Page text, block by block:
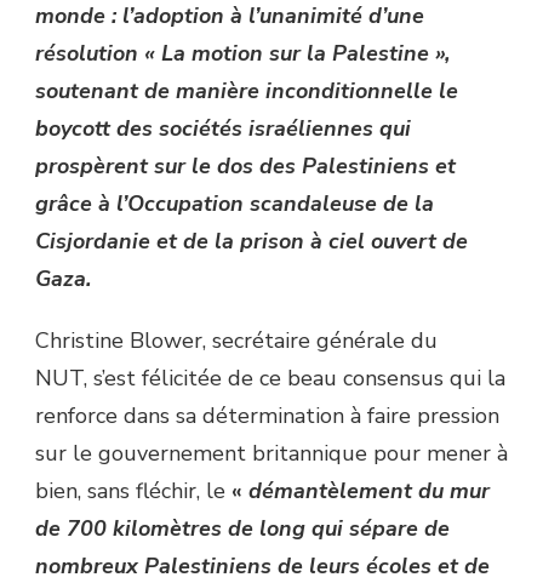
monde : l’adoption à l’unanimité d’une
résolution « La motion sur la Palestine »,
soutenant de manière inconditionnelle le
boycott des sociétés israéliennes qui
prospèrent sur le dos des Palestiniens et
grâce à l’Occupation scandaleuse de la
Cisjordanie et de la prison à ciel ouvert de
Gaza.
Christine Blower, secrétaire générale du
NUT, s’est félicitée de ce beau consensus qui la
renforce dans sa détermination à faire pression
sur le gouvernement britannique pour mener à
bien, sans fléchir, le « démantèlement du mur
de 700 kilomètres de long qui sépare de
nombreux Palestiniens de leurs écoles et de